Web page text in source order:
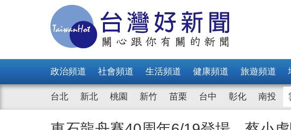
政治頻道 社會頻道 生活頻道 健康頻道 旅遊頻道
台北 新北 桃園 新竹 苗栗 台中 彰化 南投